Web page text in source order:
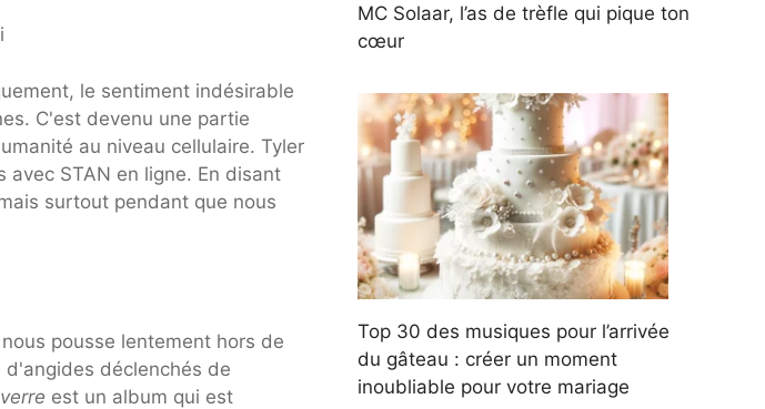
le sentiment indésirable
C'est devenu une partie
au niveau cellulaire. Tyler
avec STAN en ligne. En disant
surtout pendant que nous
pousse lentement hors de
d'angides déclenchés de
est un album qui est
MC Solaar, l’as de trèfle qui pique ton
cœur
Top 30 des musiques pour l’arrivée
du gâteau : créer un moment
inoubliable pour votre mariage